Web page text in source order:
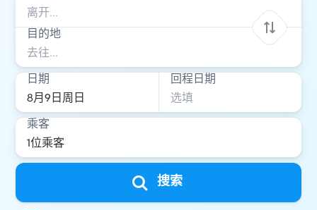
目的地
日期 回程日期
乘客
搜索